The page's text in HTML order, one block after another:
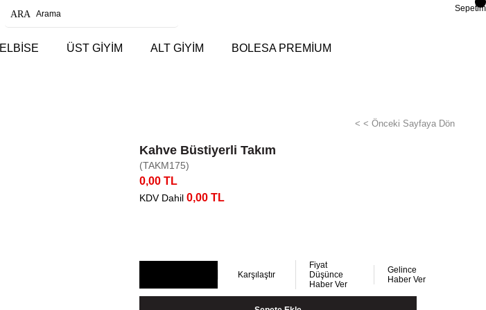
Sepetim
ELBİSE ÜST GİYİM ALT GİYİM BOLESA PREMİUM
< < Önceki Sayfaya Dön
Kahve Büstiyerli Takım
(TAKM175)
0,00 TL
KDV Dahil 0,00 TL
Karşılaştır
Fiyat
Düşünce
Haber Ver
Gelince
Haber Ver